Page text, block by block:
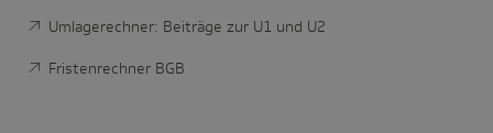
Umlagerechner: Beiträge zur U1 und U2
Fristenrechner BGB